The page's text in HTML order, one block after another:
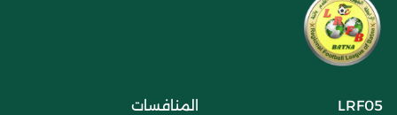
LRF05 المنافسات